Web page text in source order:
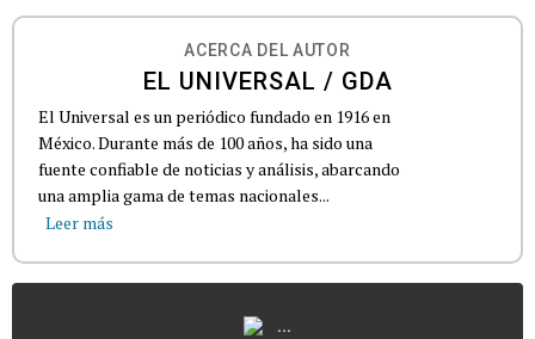
ACERCA DEL AUTOR
EL UNIVERSAL / GDA
El Universal es un periódico fundado en 1916 en
México. Durante más de 100 años, ha sido una
fuente confiable de noticias y análisis, abarcando
una amplia gama de temas nacionales...
Leer más
...